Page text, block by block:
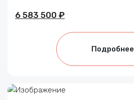
6 583 500 ₽
Подробнее